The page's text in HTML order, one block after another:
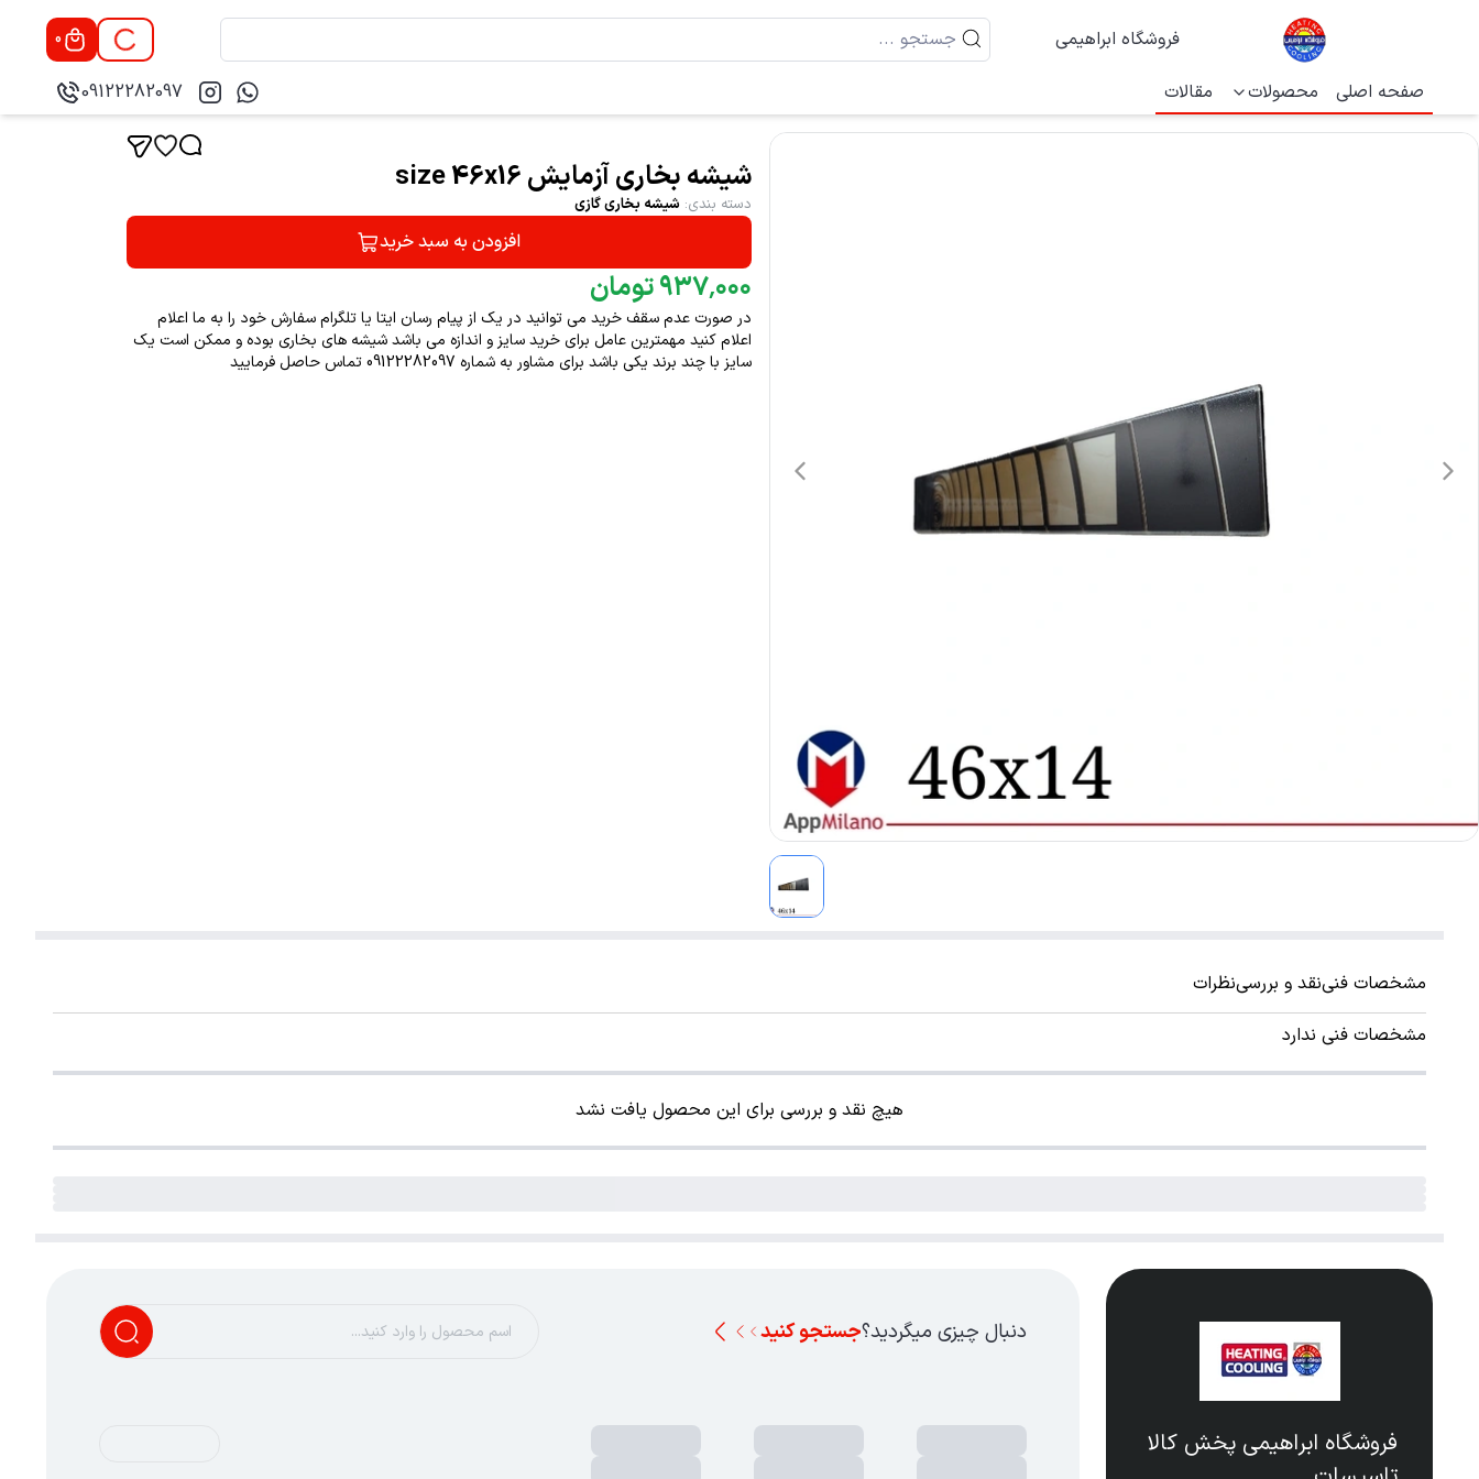
فروشگاه ابراهیمی 0
صفحه اصلی محصولات مقالات 09122282097
شیشه بخاری آزمایش size 46x16
دسته بندی: شیشه بخاری گازی
افزودن به سبد خرید
۹۳۷٬۰۰۰ تومان
در صورت عدم سقف خرید می توانید در یک از پیام رسان ایتا یا تلگرام سفارش خود را به ما اعلام
اعلام کنید مهمترین عامل برای خرید سایز و اندازه می باشد شیشه های بخاری بوده و ممکن است یک
سایز با چند برند یکی باشد برای مشاور به شماره 09122282097 تماس حاصل فرمایید
مشخصات فنینقد و بررسینظرات
مشخصات فنی ندارد
هیچ نقد و بررسی برای این محصول یافت نشد
فروشگاه ابراهیمی پخش کالا
دنبال چیزی میگردید؟جستجو کنید